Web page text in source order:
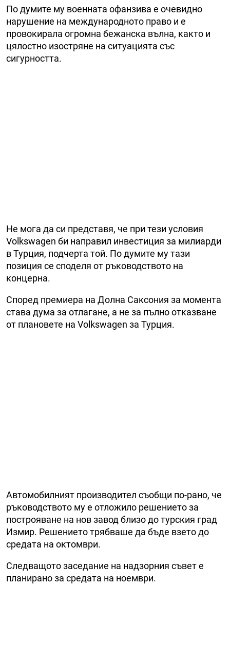
По думите му военната офанзива е очевидно
нарушение на международното право и е
провокирала огромна бежанска вълна, както и
цялостно изостряне на ситуацията със
сигурността.
Не мога да си представя, че при тези условия
Volkswagen би направил инвестиция за милиарди
в Турция, подчерта той. По думите му тази
позиция се споделя от ръководството на
концерна.
Според премиера на Долна Саксония за момента
става дума за отлагане, а не за пълно отказване
от плановете на Volkswagen за Турция.
Автомобилният производител съобщи по-рано, че
ръководството му е отложило решението за
построяване на нов завод близо до турския град
Измир. Решението трябваше да бъде взето до
средата на октомври.
Следващото заседание на надзорния съвет е
планирано за средата на ноември.